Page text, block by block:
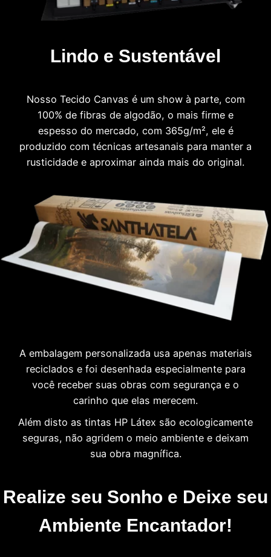
Lindo e Sustentável
Nosso Tecido Canvas é um show à parte, com
100% de fibras de algodão, o mais firme e
espesso do mercado, com 365g/m², ele é
produzido com técnicas artesanais para manter a
rusticidade e aproximar ainda mais do original.
A embalagem personalizada usa apenas materiais
reciclados e foi desenhada especialmente para
você receber suas obras com segurança e o
carinho que elas merecem.
Além disto as tintas HP Látex são ecologicamente
seguras, não agridem o meio ambiente e deixam
sua obra magnífica.
Realize seu Sonho e Deixe seu
Ambiente Encantador!